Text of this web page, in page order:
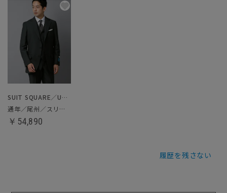
SUIT SQUARE／UNIVERSAL LANGUAGE
通年／尾州／スリーピーススーツ
￥54,890
履歴を残さない